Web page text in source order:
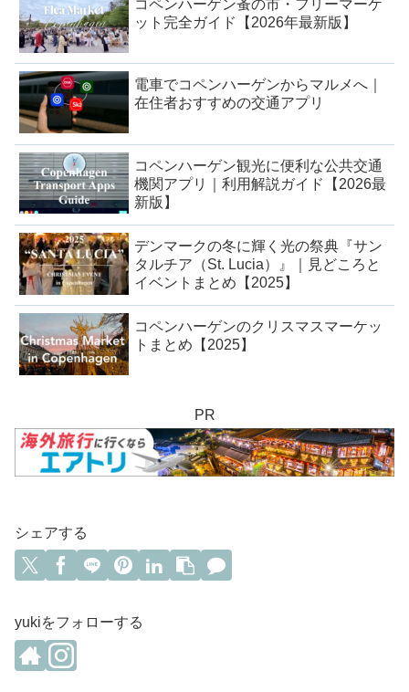
コペンハーゲン蚤の市・フリーマーケ
ット完全ガイド【2026年最新版】
電車でコペンハーゲンからマルメへ｜
在住者おすすめの交通アプリ
コペンハーゲン観光に便利な公共交通
機関アプリ｜利用解説ガイド【2026最
新版】
デンマークの冬に輝く光の祭典『サン
タルチア（St. Lucia）』｜見どころと
イベントまとめ【2025】
コペンハーゲンのクリスマスマーケッ
トまとめ【2025】
PR
シェアする
yukiをフォローする